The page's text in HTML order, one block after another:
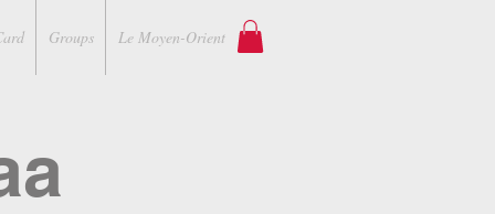
Groups Le Moyen-Orient